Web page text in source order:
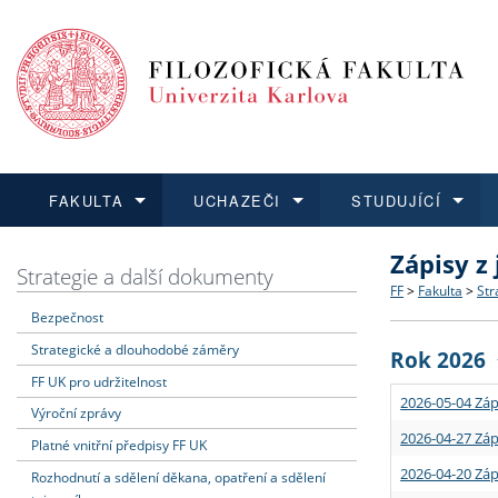
FAKULTA
Dozvědět se více
Struktura
Strategie
Podpora
UCHAZEČI
Podat přihlášku
Co
Učitelské
STUDUJÍCÍ
Dozvědět se více
Rigorózní
Dozvědět se více
O vědě a
Granty a
Dozvědět se více
Aktuální
Strategie a další dokumenty
Bezpečnost
Strategické a dlouhodobé záměry
FF UK pro udržitelnost
Výroční zprávy
Platné vnitřní předpisy FF UK
Rozhodnutí a sdělení děkana, opatření a sdělení
Zápisy
FF > Fakulta >
Rok 2026
2026-05-04
2026-04-27
2026-04-20